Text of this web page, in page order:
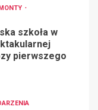
szkoła w
pierwszego